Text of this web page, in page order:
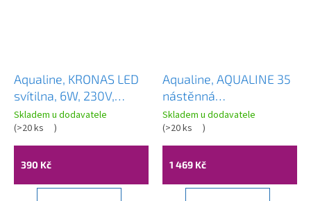
Aqualine, KRONAS LED
svítilna, 6W, 230V,
400x40x100mm,
chrome, KA400
Skladem u dodavatele
(>20 ks )
390 Kč
Aqualine, AQUALINE 35
nástěnná
umyvadlová/vanová
baterie, rozteč 100mm,
chrom, 52140
Skladem u dodavatele
(>20 ks )
1 469 Kč